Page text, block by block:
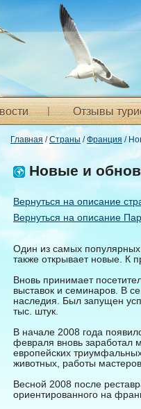
Отзывы
Главная /Страны /Франция /
Новые и
Вернуться на описание
Вернуться на описание
Один из самых популярных
также открывает новые. К
Вновь принимает
выставок и семинаров. В
наследия. Был запущен
тыс. штук.
В начале 2008 года
февраля вновь заработал
европейских
животных, работы
Весной 2008 после
ориентированного на